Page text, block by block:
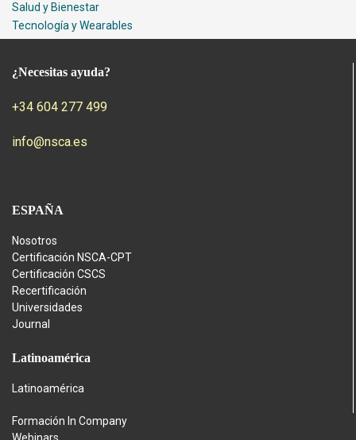
Salud y Bienestar
Tecnología y Wearables
¿Necesitas ayuda?
+34 604 277 499
info@nsca.es
ESPAÑA
Nosotros
Certificación NSCA-CPT
Certificación CSCS
Recertificación
Universidades
Journal
Latinoamérica
Latinoamérica
Formación In Company